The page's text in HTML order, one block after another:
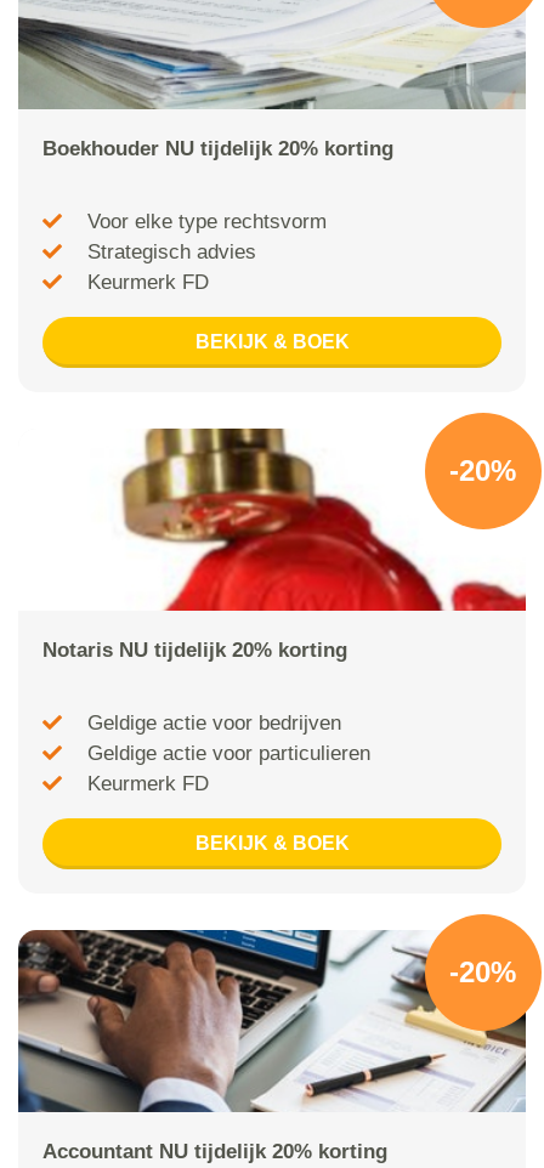
Boekhouder NU tijdelijk 20% korting
Voor elke type rechtsvorm
Strategisch advies
Keurmerk FD
BEKIJK & BOEK
-20%
Notaris NU tijdelijk 20% korting
Geldige actie voor bedrijven
Geldige actie voor particulieren
Keurmerk FD
BEKIJK & BOEK
-20%
Accountant NU tijdelijk 20% korting